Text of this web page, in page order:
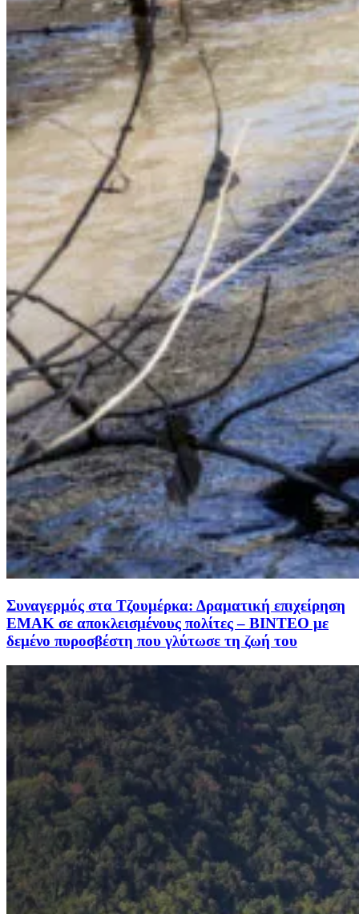
Συναγερμός στα Τζουμέρκα: Δραματική επιχείρηση
ΕΜΑΚ σε αποκλεισμένους πολίτες – ΒΙΝΤΕΟ με
δεμένο πυροσβέστη που γλύτωσε τη ζωή του